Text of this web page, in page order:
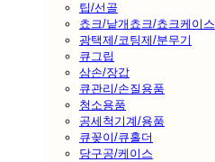
팁/선골
쵸크/낱개쵸크/쵸크케이스
광택제/코팅제/분무기
큐그립
삼손/장갑
큐관리/손질용품
청소용품
공세척기계/용품
큐꽂이/큐홀더
당구공/케이스